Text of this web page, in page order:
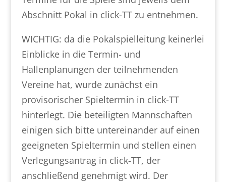
Abschnitt Pokal in click-TT zu entnehmen.
WICHTIG: da die Pokalspielleitung keinerlei
Einblicke in die Termin- und
Hallenplanungen der teilnehmenden
Vereine hat, wurde zunächst ein
provisorischer Spieltermin in click-TT
hinterlegt. Die beteiligten Mannschaften
einigen sich bitte untereinander auf einen
geeigneten Spieltermin und stellen einen
Verlegungsantrag in click-TT, der
anschließend genehmigt wird. Der